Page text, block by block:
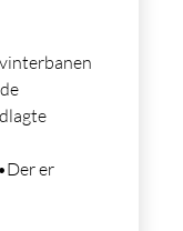
er